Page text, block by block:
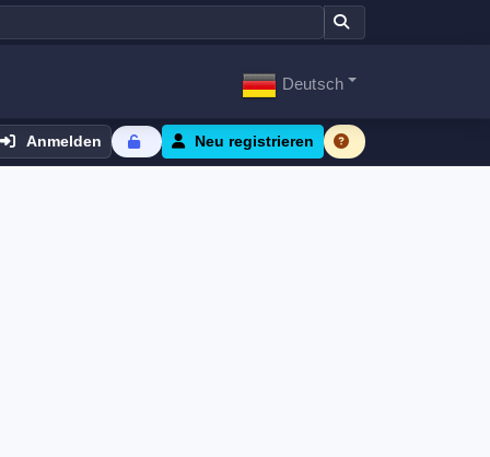
Deutsch
Anmelden Neu registrieren